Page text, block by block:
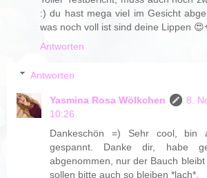
:) du hast mega viel im Gesicht
was noch voll ist sind deine Lippen
Antworten
Antworten
Yasmina Rosa Wölkchen
8.
10:26
Dankeschön =) Sehr cool, bin
gespannt. Danke dir, habe
abgenommen, nur der Bauch
sollen bitte auch so bleiben *lach*.